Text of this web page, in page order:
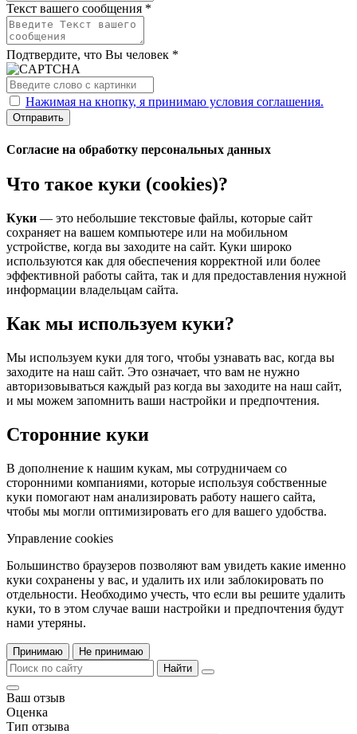
Текст вашего сообщения *
Подтвердите, что Вы человек *
Нажимая на кнопку, я принимаю условия соглашения.
Отправить
Согласие на обработку персональных данных
Что такое куки (cookies)?
Куки — это небольшие текстовые файлы, которые сайт
сохраняет на вашем компьютере или на мобильном
устройстве, когда вы заходите на сайт. Куки широко
используются как для обеспечения корректной или более
эффективной работы сайта, так и для предоставления нужной
информации владельцам сайта.
Как мы используем куки?
Мы используем куки для того, чтобы узнавать вас, когда вы
заходите на наш сайт. Это означает, что вам не нужно
авторизовываться каждый раз когда вы заходите на наш сайт,
и мы можем запомнить ваши настройки и предпочтения.
Сторонние куки
В дополнение к нашим кукам, мы сотрудничаем со
сторонними компаниями, которые используя собственные
куки помогают нам анализировать работу нашего сайта,
чтобы мы могли оптимизировать его для вашего удобства.
Управление cookies
Большинство браузеров позволяют вам увидеть какие именно
куки сохранены у вас, и удалить их или заблокировать по
отдельности. Необходимо учесть, что если вы решите удалить
куки, то в этом случае ваши настройки и предпочтения будут
нами утеряны.
Принимаю
Не принимаю
Найти
Ваш отзыв
Оценка
Тип отзыва